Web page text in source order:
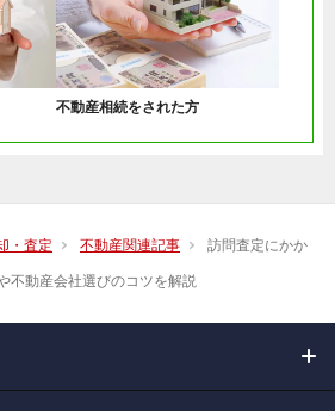
不動産相続をされた方
・査定 不動産関連記事 訪問査定にかか
不動産会社選びのコツを解説